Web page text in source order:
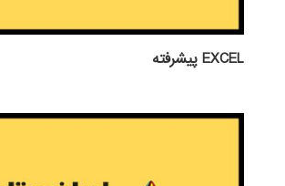
EXCEL پيشرفته